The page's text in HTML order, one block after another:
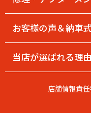
お客様の声＆納車
当店が選ばれる理由
店舗情報責